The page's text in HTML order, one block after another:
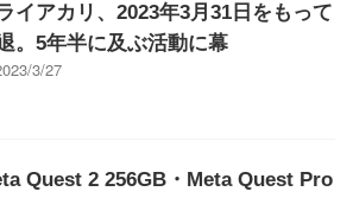
イアカリ、2023年3月31日をもって
。5年半に及ぶ活動に幕
3/27
Quest 2 256GB・Meta Quest Pro